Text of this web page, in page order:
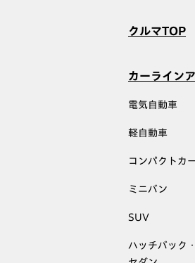
クルマTOP
カーライン
電気自動車
軽自動車
コンパクトカ
ミニバン
SUV
ハッチバック